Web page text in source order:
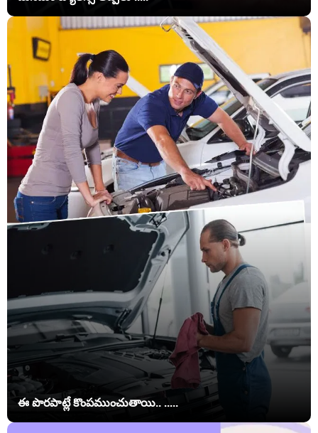
ఈ పొరపాట్లే కొంపముంచుతాయి.. .....